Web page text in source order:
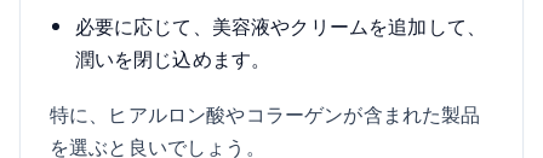
必要に応じて、美容液やクリームを追加して、
潤いを閉じ込めます。
特に、ヒアルロン酸やコラーゲンが含まれた製品
を選ぶと良いでしょう。